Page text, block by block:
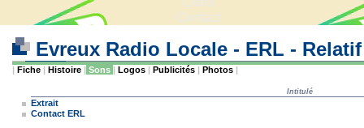
Contact
Evreux Radio Locale - ERL -
| Fiche | Histoire | Sons | Logos | Publicités | Photos |
Intitulé
Extrait
Contact ERL